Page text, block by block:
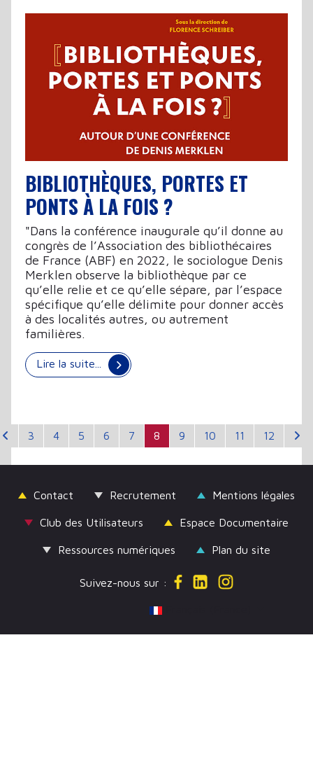
BIBLIOTHÈQUES, PORTES ET
PONTS À LA FOIS ?
"Dans la conférence inaugurale qu’il donne au
congrès de l’Association des bibliothécaires
de France (ABF) en 2022, le sociologue Denis
Merklen observe la bibliothèque par ce
qu’elle relie et ce qu’elle sépare, par l’espace
spécifique qu’elle délimite pour donner accès
à des localités autres, ou autrement
familières.
Lire la suite...
3 4 5 6 7 8 9 10 11 12
Contact Recrutement Mentions légales
Club des Utilisateurs Espace Documentaire
Ressources numériques Plan du site
Suivez-nous sur :
Sélectionnez votre langue